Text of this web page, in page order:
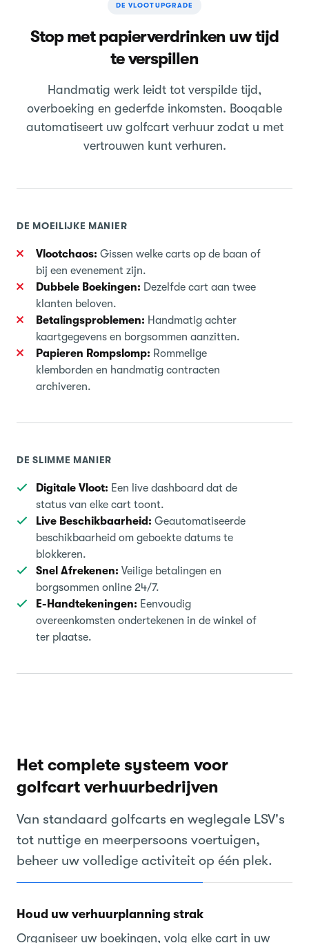
DE VLOOTUPGRADE
Stop met papierverdrinken uw tijd
te verspillen
Handmatig werk leidt tot verspilde tijd,
overboeking en gederfde inkomsten. Booqable
automatiseert uw golfcart verhuur zodat u met
vertrouwen kunt verhuren.
DE MOEILIJKE MANIER
Vlootchaos: Gissen welke carts op de baan of
bij een evenement zijn.
Dubbele Boekingen: Dezelfde cart aan twee
klanten beloven.
Betalingsproblemen: Handmatig achter
kaartgegevens en borgsommen aanzitten.
Papieren Rompslomp: Rommelige
klemborden en handmatig contracten
archiveren.
DE SLIMME MANIER
Digitale Vloot: Een live dashboard dat de
status van elke cart toont.
Live Beschikbaarheid: Geautomatiseerde
beschikbaarheid om geboekte datums te
blokkeren.
Snel Afrekenen: Veilige betalingen en
borgsommen online 24/7.
E-Handtekeningen: Eenvoudig
overeenkomsten ondertekenen in de winkel of
ter plaatse.
Het complete systeem voor
golfcart verhuurbedrijven
Van standaard golfcarts en weglegale LSV's
tot nuttige en meerpersoons voertuigen,
beheer uw volledige activiteit op één plek.
Houd uw verhuurplanning strak
Organiseer uw boekingen, volg elke cart in uw